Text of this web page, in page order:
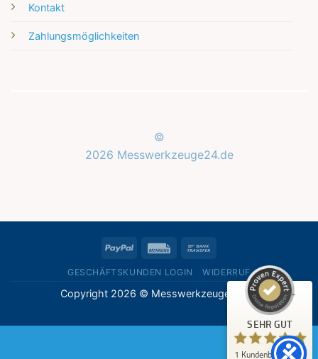
Kontakt
Zahlungsmöglichkeiten
©
2026 Messwerkzeuge24.de
PayPal Rechung
GESCHÄFTSKUNDEN LOGIN WIDERRUF
Copyright 2026 © Messwerkzeuge24.de
SEHR GUT
1 Kundenbewertung
5,00
/
5,00
1
Bewertung auf ProvenExpert.com
Erfahren Sie mehr über dieses Bewertungssiegel